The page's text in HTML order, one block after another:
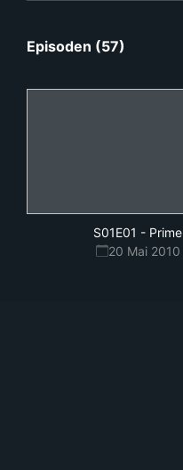
Episoden (57)
S01E01 - Prime
20 Mai 2010